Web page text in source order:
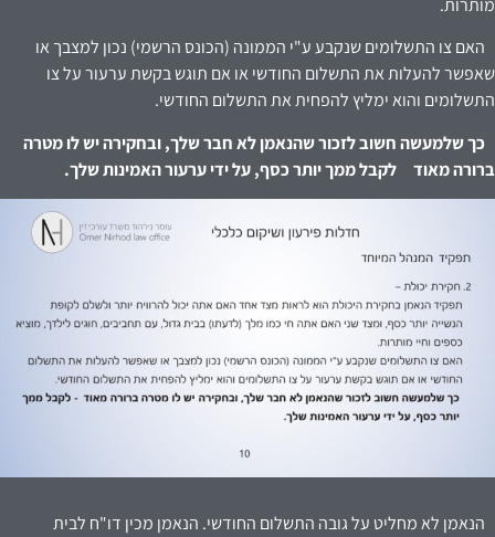
מותרות.
האם צו התשלומים שנקבע ע"י הממונה (הכונס הרשמי) נכון למצבך או
שאפשר להעלות את התשלום החודשי או אם תוגש בקשת ערעור על צו
התשלומים והוא ימליץ להפחית את התשלום החודשי.
כך שלמעשה חשוב לזכור שהנאמן לא חבר שלך, ובחקירה יש לו מטרה
ברורה מאוד
לקבל ממךיותר כסף, על ידי ערעור האמינות שלך.
הנאמן לא מחליט על גובה התשלום החודשי. הנאמן מכין דו"ח לבית